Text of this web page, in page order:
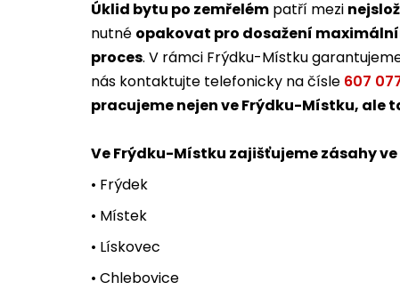
Úklid bytu po zemřelém patří mezi
nutné opakovat pro dosažení
proces. V rámci Frýdku-Místku
nás kontaktujte telefonicky na čísle 607
pracujeme nejen ve Frýdku-Místku, ale
Ve Frýdku-Místku zajišťujeme zásahy
• Frýdek
• Místek
• Lískovec
• Chlebovice